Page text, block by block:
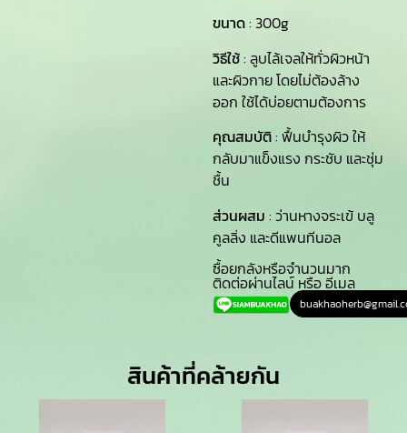
ขนาด: 300g
วิธีใช้: ลูบไล้เจลให้ทั่วผิวหน้า
และผิวกาย โดยไม่ต้องล้าง
ออก ใช้ได้บ่อยตามต้องการ
คุณสมบัติ: ฟื้นบำรุงผิว ให้
กลับมาแข็งแรง กระชับ และชุ่ม
ชื้น
ส่วนผสม : ว่านหางจระเข้ บลู
คูลลิ่ง และดีแพนทีนอล
ซื้อยกลังหรือจำนวนมาก
ติดต่อผ่านไลน์ หรือ อีเมล
สินค้าที่คล้ายกัน